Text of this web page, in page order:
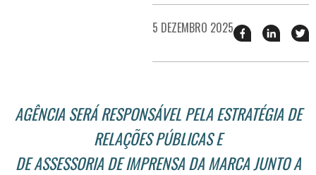
5 DEZEMBRO 2025 Compartilhar
esse
no
esse
no
AGÊNCIA SERÁ RESPONSÁVEL PELA ESTRATÉGIA DE
RELAÇÕES PÚBLICAS E
DE ASSESSORIA DE IMPRENSA DA MARCA JUNTO A